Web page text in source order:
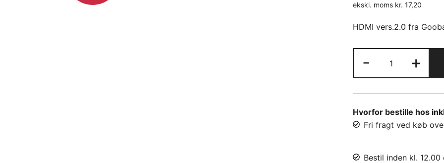
pris
var:
kr. 25,80.
ekskl. moms kr. 17,20
HDMI vers.2.0 fra
-
kabel
4K
UHD
0.5m
+
Hvorfor bestille hos
Fri fragt ved køb
Bestil inden kl.